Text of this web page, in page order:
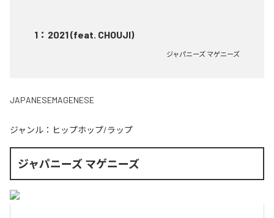
1 ： 2021 (feat. CHOUJI)
ジャパニーズ マゲニーズ
JAPANESEMAGENESE
ジャンル： ヒップホップ/ラップ
ジャパニーズ マゲニーズ